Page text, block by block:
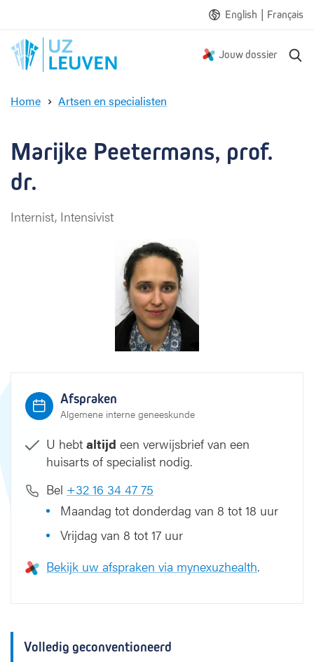
English | Français
Jouw dossier
Home Artsen en specialisten
i
e
t
e
r
m
a
n
Marijke Peetermans, prof.
dr.
Internist, Intensivist
Afspraken
Algemene interne geneeskunde
U hebt altijd een verwijsbrief van een
huisarts of specialist nodig.
Bel +32 16 34 47 75
Maandag tot donderdag van 8 tot 18 uur
Vrijdag van 8 tot 17 uur
Bekijk uw afspraken via mynexuzhealth.
Volledig geconventioneerd